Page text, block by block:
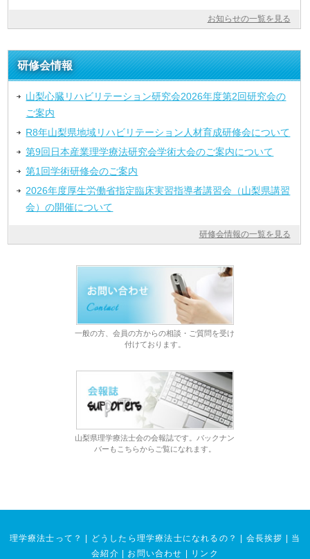
お知らせの一覧を見る
研修会情報
山梨心臓リハビリテーション研究会2026年度第2回研究会の
ご案内
R8年山梨県地域リハビリテーション人材育成研修会について
第9回日本産業理学療法研究会学術大会のご案内について
第1回学術研修会のご案内
2026年度厚生労働省指定臨床実習指導者講習会（山梨県講習
会）の開催について
研修会情報の一覧を見る
一般の方、会員の方からの相談・ご質問を受け
付けております。
山梨県理学療法士会の会報誌です。バックナン
バーもこちらからご覧になれます。
理学療法士って？ どうしたら理学療法士になれるの？ 会長挨拶
当
会紹介
お問い合わせ リンク